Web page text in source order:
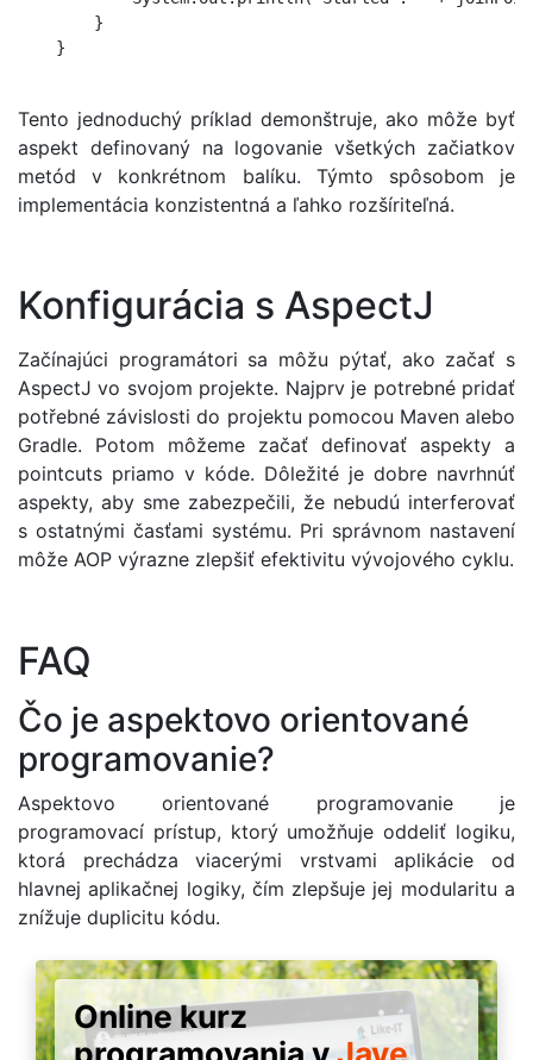
        }
    }
Tento jednoduchý príklad demonštruje, ako môže byť
aspekt definovaný na logovanie všetkých začiatkov
metód v konkrétnom balíku. Týmto spôsobom je
implementácia konzistentná a ľahko rozšíriteľná.
Konfigurácia s AspectJ
Začínajúci programátori sa môžu pýtať, ako začať s
AspectJ vo svojom projekte. Najprv je potrebné pridať
potřebné závislosti do projektu pomocou Maven alebo
Gradle. Potom môžeme začať definovať aspekty a
pointcuts priamo v kóde. Dôležité je dobre navrhnúť
aspekty, aby sme zabezpečili, že nebudú interferovať
s ostatnými časťami systému. Pri správnom nastavení
môže AOP výrazne zlepšiť efektivitu vývojového cyklu.
FAQ
Čo je aspektovo orientované
programovanie?
Aspektovo orientované programovanie je
programovací prístup, ktorý umožňuje oddeliť logiku,
ktorá prechádza viacerými vrstvami aplikácie od
hlavnej aplikačnej logiky, čím zlepšuje jej modularitu a
znížuje duplicitu kódu.
Online kurz